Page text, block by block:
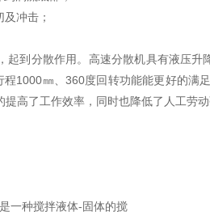
冲击；
到分散作用。高速分散机具有液压升
1000㎜、360度回转功能能更好的满
高了工作效率，同时也降低了人工劳动
一种搅拌液体-固体的搅